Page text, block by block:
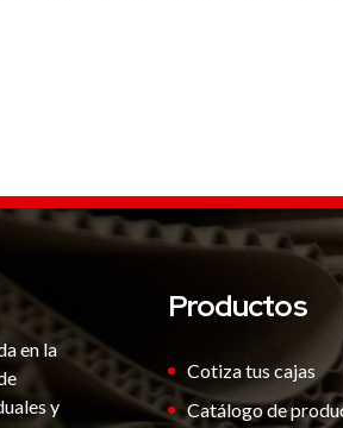
en la
y
Productos
Cotiza tus cajas
Catálogo de